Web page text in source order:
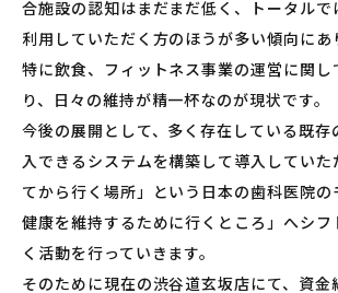
合施設の認知はまだまだ低く、トータルで
利用していただく方のほうが多い傾向にあ
特に飲食、フィットネス事業の運営に関し
り、日々の維持が精一杯なのが現状です。
今後の展開として、多く存在している既存
入できるシステムを構築して導入していた
てから行く場所」という日本の歯科医院の
健康を維持するために行くところ」へシフ
く活動を行っていきます。
そのために現在の渋谷道玄坂店にて、資金